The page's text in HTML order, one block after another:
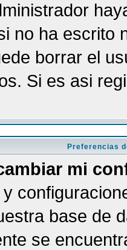
no ha escrito
borrar el
Si es asi
Preferencias
mi
base de
se